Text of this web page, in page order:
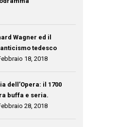
Wagner ed il
tedesco
18, 2018
dell’Opera: il 1700
buffa e seria.
28, 2018